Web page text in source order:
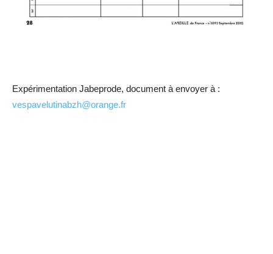
Expérimentation Jabeprode, document à envoyer à :
vespavelutinabzh@orange.fr